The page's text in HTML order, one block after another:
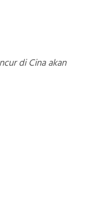
di Cina akan